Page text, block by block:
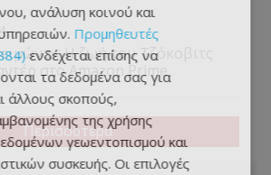
Η ζωή του Τζόκοβιτς
στο Amazon Prime
Περισσότερα
ανάλυση κοινού και
Προμηθευτές
ενδέχεται επίσης να
τα δεδομένα σας για
άλλους σκοπούς,
της χρήσης
γεωεντοπισμού και
συσκευής. Οι επιλογές